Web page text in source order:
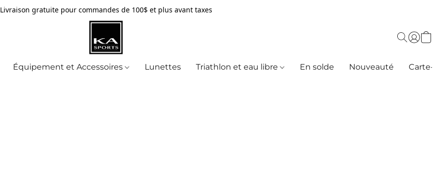
Livraison gratuite pour commandes de 100$ et plus avant taxes
Équipement et Accessoires Lunettes Triathlon et eau libre En solde Nouveauté Carte-